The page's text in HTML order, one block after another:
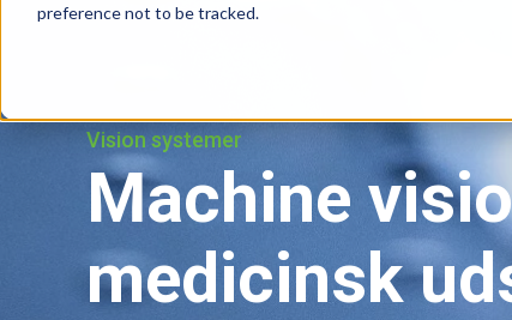
preference not to be tracked.
Vision systemer
Machine
medicinsk